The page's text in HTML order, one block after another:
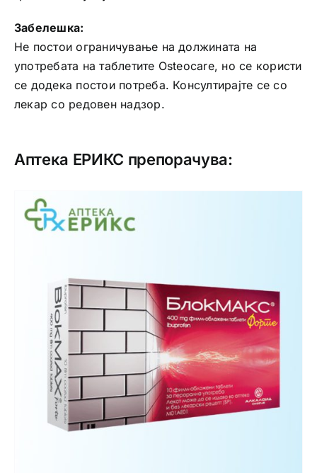
Забелешка:
Не постои ограничување на должината на
употребата на таблетите Osteocare, но се користи
се додека постои потреба. Консултирајте се со
лекар со редовен надзор.
Аптека ЕРИКС препорачува: